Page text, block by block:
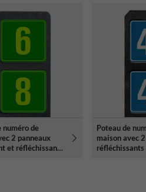
numéro de
2 panneaux
et réfléchissant -
Poteau de
maison avec